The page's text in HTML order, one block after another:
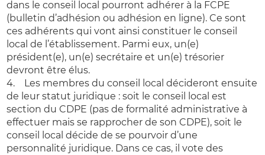
dans le conseil local pourront adhérer à la FCPE
(bulletin d’adhésion ou adhésion en ligne). Ce sont
ces adhérents qui vont ainsi constituer le conseil
local de l’établissement. Parmi eux, un(e)
président(e), un(e) secrétaire et un(e) trésorier
devront être élus.
4. Les membres du conseil local décideront ensuite
de leur statut juridique : soit le conseil local est
section du CDPE (pas de formalité administrative à
effectuer mais se rapprocher de son CDPE), soit le
conseil local décide de se pourvoir d’une
personnalité juridique. Dans ce cas, il vote des